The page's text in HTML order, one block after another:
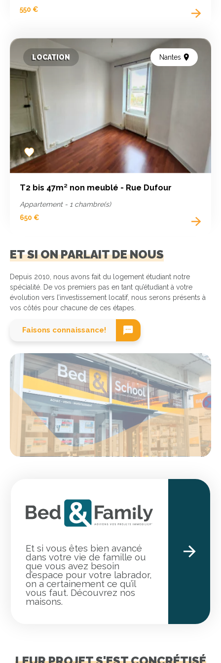
550 €
LOCATION Nantes
Add
to
favorites
T2 bis 47m² non meublé - Rue Dufour
Appartement - 1 chambre(s)
650 €
ET SI ON PARLAIT DE NOUS
Depuis 2010, nous avons fait du logement étudiant notre
spécialité. De vos premiers pas en tant qu’étudiant à votre
évolution vers l’investissement locatif, nous serons présents à
vos côtés pour chacune de ces étapes.
Faisons connaissance!
Et si vous êtes bien avancé
dans votre vie de famille ou
que vous avez besoin
d’espace pour votre labrador,
on a certainement ce qu’il
vous faut. Découvrez nos
maisons.